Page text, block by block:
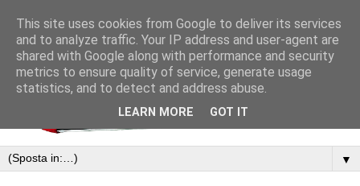
▼
This site uses cookies from Google to deliver its services
and to analyze traffic. Your IP address and user-agent are
shared with Google along with performance and security
metrics to ensure quality of service, generate usage
statistics, and to detect and address abuse.
LEARN MORE GOT IT